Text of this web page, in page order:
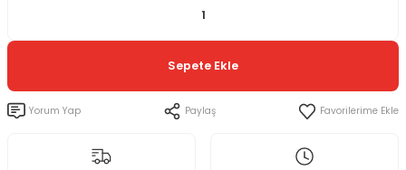
Sepete Ekle
Yorum Yap Paylaş